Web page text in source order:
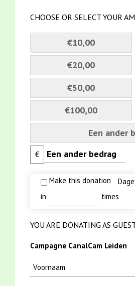
CHOOSE OR SELECT YOUR
€10,00
€20,00
€50,00
€100,00
Een ander
€
Make this donation
in
times
YOU ARE DONATING AS
Campagne CanalCam Leiden